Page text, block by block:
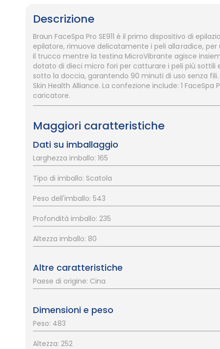
Descrizione
Braun FaceSpa Pro SE911 è il primo dispositivo di
epilatore, rimuove delicatamente i peli alla radice,
il trucco mentre la testina MicroVibrante agisce
dotato di dieci micro fori per catturare i peli più sottili
sotto la doccia, garantendo 90 minuti di uso senza
Skin Health Alliance. La confezione include: 1 FaceSpa
caricatore.
Maggiori caratteristiche
Dati su imballaggio
Larghezza imballo: 165
Tipo di imballo: Scatola
Peso dell'imballo: 543
Profondità imballo: 235
Altezza imballo: 80
Altre caratteristiche
Paese di origine: Cina
Dimensioni e peso
Peso: 483
Altezza: 252